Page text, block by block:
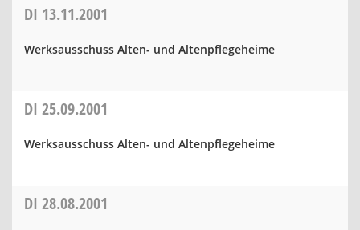
DI 13.11.2001
Werksausschuss Alten- und Altenpflegeheime
DI 25.09.2001
Werksausschuss Alten- und Altenpflegeheime
DI 28.08.2001